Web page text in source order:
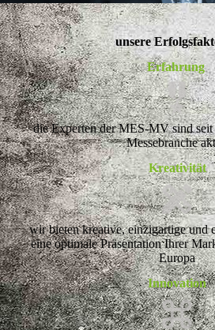
unsere
Erfahrung
die Experten der MES-MV sind seit
Messebranche
Kreativität
wir bieten kreative, einzigartige und
eine optimale Präsentation Ihrer
Europa
Innovation